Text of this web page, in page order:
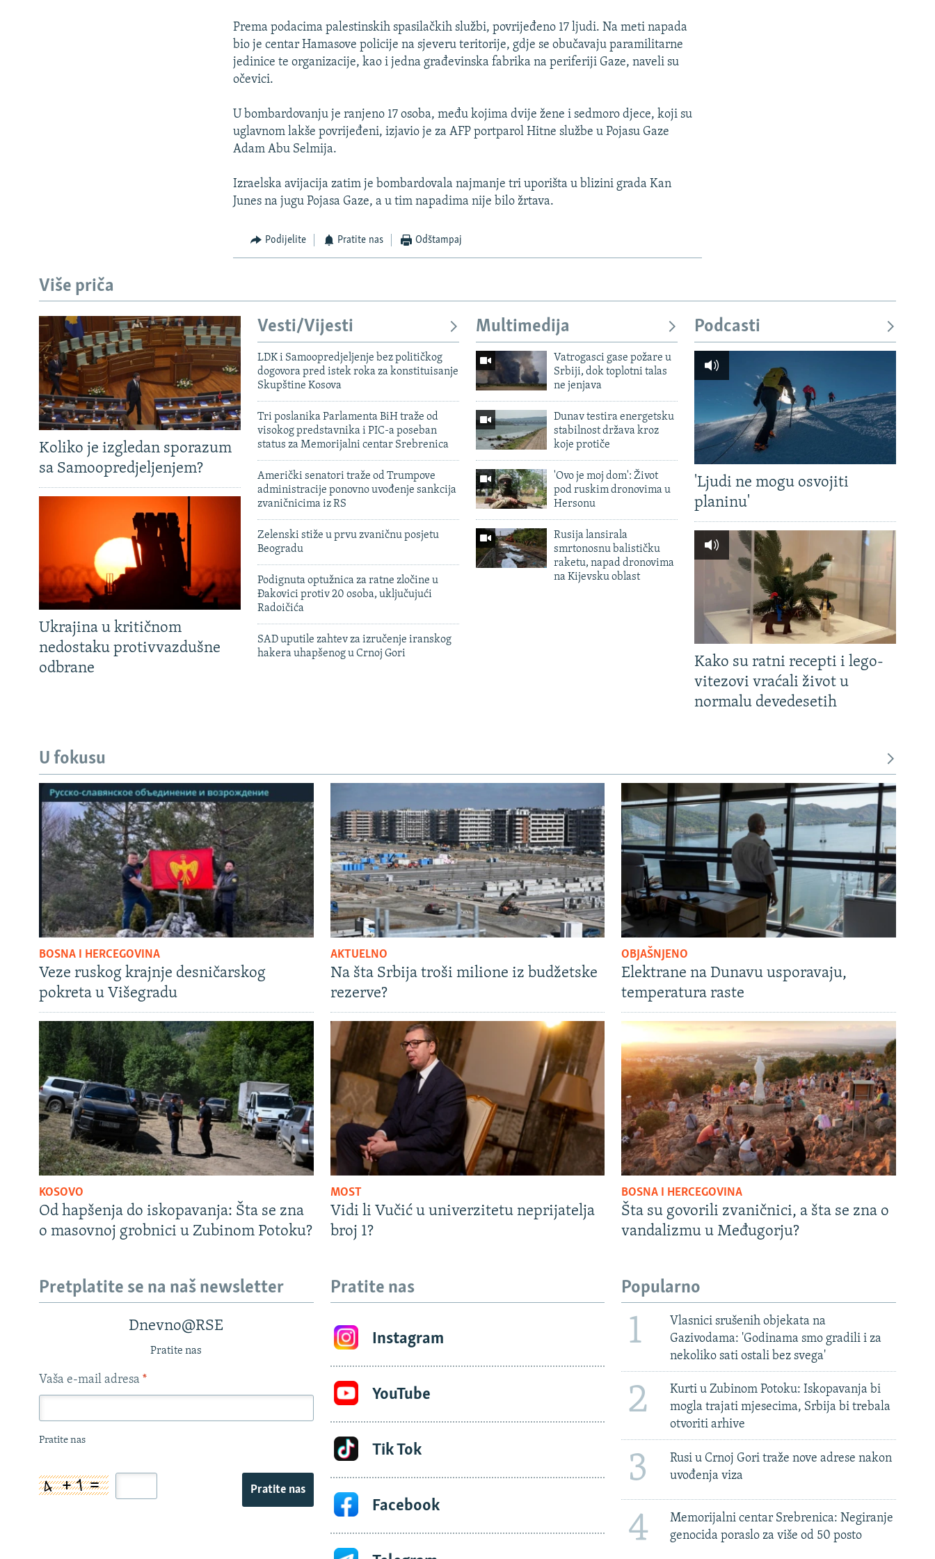
NASTANAK I RASPAD JUGOSLAVIJE
Prema podacima palestinskih spasilačkih službi, povrijeđeno 17 ljudi. Na meti napada
bio je centar Hamasove policije na sjeveru teritorije, gdje se obučavaju paramilitarne
jedinice te organizacije, kao i jedna građevinska fabrika na periferiji Gaze, naveli su
očevici.
U bombardovanju je ranjeno 17 osoba, među kojima dvije žene i sedmoro djece, koji su
uglavnom lakše povrijeđeni, izjavio je za AFP portparol Hitne službe u Pojasu Gaze
Adam Abu Selmija.
Izraelska avijacija zatim je bombardovala najmanje tri uporišta u blizini grada Kan
Junes na jugu Pojasa Gaze, a u tim napadima nije bilo žrtava.
Podijelite Pratite nas Odštampaj
Više priča
Koliko je izgledan sporazum
sa Samoopredjeljenjem?
Ukrajina u kritičnom
nedostaku protivvazdušne
odbrane
Vesti/Vijesti
LDK i Samoopredjeljenje bez političkog
dogovora pred istek roka za konstituisanje
Skupštine Kosova
Tri poslanika Parlamenta BiH traže od
visokog predstavnika i PIC-a poseban
status za Memorijalni centar Srebrenica
Američki senatori traže od Trumpove
administracije ponovno uvođenje sankcija
zvaničnicima iz RS
Zelenski stiže u prvu zvaničnu posjetu
Beogradu
Podignuta optužnica za ratne zločine u
Đakovici protiv 20 osoba, uključujući
Radoičića
SAD uputile zahtev za izručenje iranskog
hakera uhapšenog u Crnoj Gori
Multimedija
Vatrogasci gase požare u
Srbiji, dok toplotni talas
ne jenjava
Dunav testira energetsku
stabilnost država kroz
koje protiče
'Ovo je moj dom': Život
pod ruskim dronovima u
Hersonu
Rusija lansirala
smrtonosnu balističku
raketu, napad dronovima
na Kijevsku oblast
Podcasti
'Ljudi ne mogu osvojiti
planinu'
Kako su ratni recepti i lego-
vitezovi vraćali život u
normalu devedesetih
U fokusu
BOSNA I HERCEGOVINA
Veze ruskog krajnje desničarskog
pokreta u Višegradu
AKTUELNO
Na šta Srbija troši milione iz budžetske
rezerve?
OBJAŠNJENO
Elektrane na Dunavu usporavaju,
temperatura raste
KOSOVO
Od hapšenja do iskopavanja: Šta se zna
o masovnoj grobnici u Zubinom Potoku?
MOST
Vidi li Vučić u univerzitetu neprijatelja
broj 1?
BOSNA I HERCEGOVINA
Šta su govorili zvaničnici, a šta se zna o
vandalizmu u Međugorju?
Pretplatite se na naš newsletter
Dnevno@RSE
Pratite nas
Vaša e-mail adresa *
Pratite nas
Pratite nas
Pratite nas
Instagram
YouTube
Tik Tok
Facebook
Popularno
1
Vlasnici srušenih objekata na
Gazivodama: 'Godinama smo gradili i za
nekoliko sati ostali bez svega'
2
Kurti u Zubinom Potoku: Iskopavanja bi
mogla trajati mjesecima, Srbija bi trebala
otvoriti arhive
3
Rusi u Crnoj Gori traže nove adrese nakon
uvođenja viza
4
Memorijalni centar Srebrenica: Negiranje
genocida poraslo za više od 50 posto